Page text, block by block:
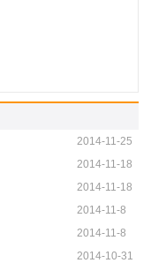
2014-11-25
2014-11-18
2014-11-18
2014-11-8
2014-11-8
2014-10-31